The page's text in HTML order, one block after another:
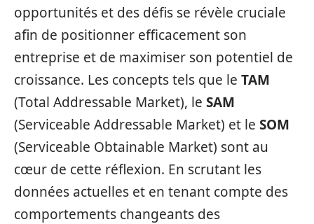
opportunités et des défis se révèle cruciale
afin de positionner efficacement son
entreprise et de maximiser son potentiel de
croissance. Les concepts tels que le TAM
(Total Addressable Market), le SAM
(Serviceable Addressable Market) et le SOM
(Serviceable Obtainable Market) sont au
cœur de cette réflexion. En scrutant les
données actuelles et en tenant compte des
comportements changeants des